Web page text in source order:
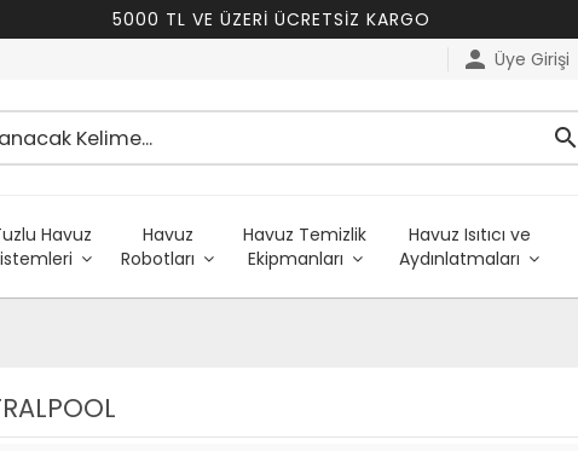
5000 TL VE ÜZERİ ÜCRETSİZ KARGO
person Üye Girişi
search
Havuz
Havuz
Robotları
Havuz Temizlik
Ekipmanları
Havuz Isıtıcı ve
Aydınlatmaları